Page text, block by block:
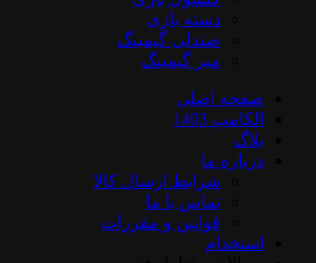
دسته بازی
صندلی گیمینگ
میز گیمینگ
صفحه اصلی
الکامپ 1403
بلاگ
درباره ما
شرایط ارسال کالا
تماس با ما
قوانین و مقررات
استخدام